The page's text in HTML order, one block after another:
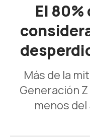
El
Más de la
Generación
menos del